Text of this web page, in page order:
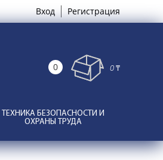
Вход Регистрация
0 0 ₸
ТЕХНИКА БЕЗОПАСНОСТИ И
ОХРАНЫ ТРУДА